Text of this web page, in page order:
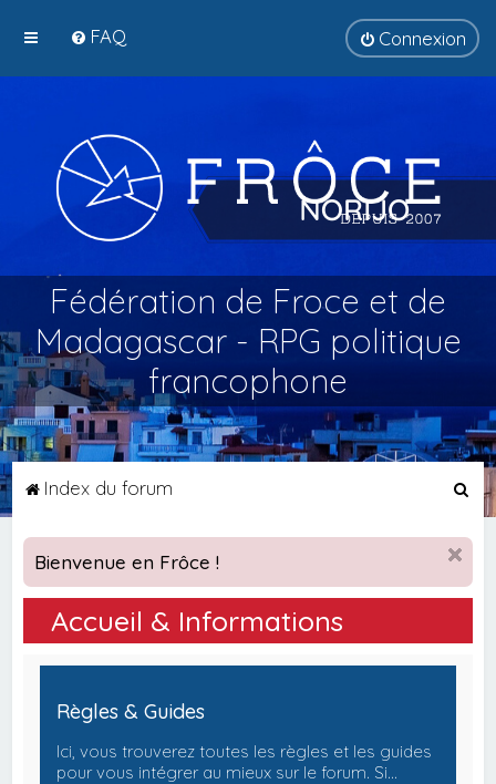
FAQ Connexion
Fédération de Froce et de
Madagascar - RPG politique
francophone
Index du forum
c
h
r
Bienvenue en Frôce !
Accueil & Informations
Règles & Guides
Ici, vous trouverez toutes les règles et les guides
pour vous intégrer au mieux sur le forum. Si…